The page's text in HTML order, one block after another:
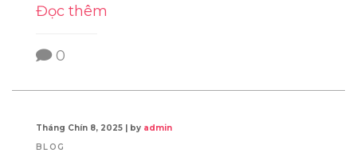
Đọc thêm
0
Tháng Chín 8, 2025 | by admin
BLOG